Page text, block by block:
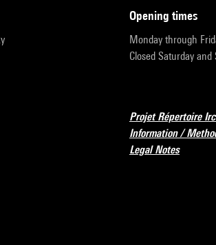
opening times
Monday through
Closed Saturday and
Projet Répertoire
Information /
Legal Notes